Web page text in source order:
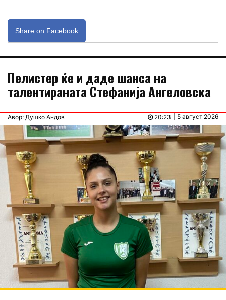
Share on Facebook
Пелистер ќе и даде шанса на
талентираната Стефанија Ангеловска
Авор: Душко Андов | 5 август 2026
20:23